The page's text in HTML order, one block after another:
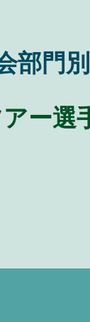
部門
ー